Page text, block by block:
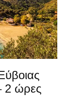
2 ώρες